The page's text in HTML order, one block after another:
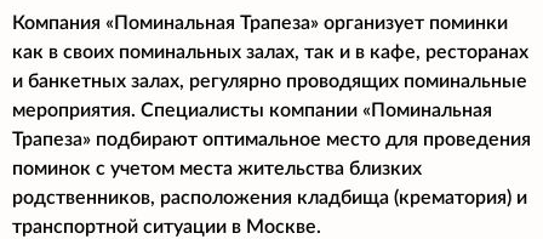
Компания «Поминальная Трапеза» организует поминки
как в своих поминальных залах, так и в кафе, ресторанах
и банкетных залах, регулярно проводящих поминальные
мероприятия. Специалисты компании «Поминальная
Трапеза» подбирают оптимальное место для проведения
поминок с учетом места жительства близких
родственников, расположения кладбища (крематория) и
транспортной ситуации в Москве.